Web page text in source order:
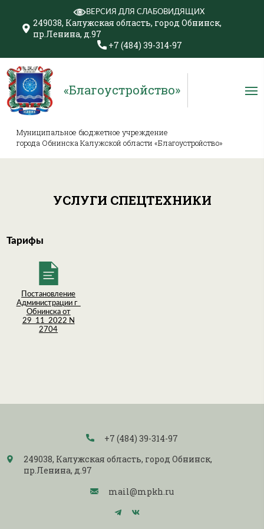
ВЕРСИЯ ДЛЯ СЛАБОВИДЯЩИХ
249038, Калужская область, город Обнинск,
пр.Ленина, д.97
+7 (484) 39-314-97
«Благоустройство»
Муниципальное бюджетное учреждение
города Обнинска Калужской области «Благоустройство»
УСЛУГИ СПЕЦТЕХНИКИ
Тарифы
Постановление
Администрации г_
Обнинска от
29_11_2022 N
2704
+7 (484) 39-314-97
249038, Калужская область, город Обнинск,
пр.Ленина, д.97
mail@mpkh.ru